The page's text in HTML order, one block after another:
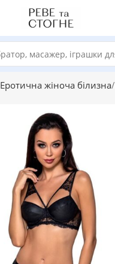
Еротична жіноча білизна